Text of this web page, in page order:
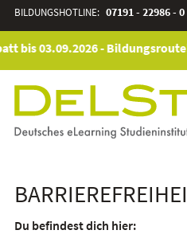
BILDUNGSHOTLINE: 07191 - 22986 - 0
bis 03.09.2026 - Bildungsroute!
Du befindest dich hier: